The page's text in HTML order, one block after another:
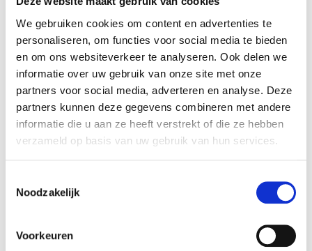
We gebruiken cookies om content en advertenties te
personaliseren, om functies voor social media te bieden
en om ons websiteverkeer te analyseren. Ook delen we
informatie over uw gebruik van onze site met onze
partners voor social media, adverteren en analyse. Deze
partners kunnen deze gegevens combineren met andere
informatie die u aan ze heeft verstrekt of die ze hebben
verzameld op basis van uw gebruik van hun services.
Noodzakelijk
Voorkeuren
Bericht
Wij gebruiken de door jou ingevulde gegevens